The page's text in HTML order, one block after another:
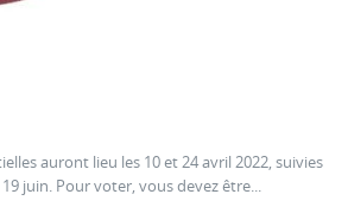
auront lieu les 10 et 24 avril 2022, suivies
juin. Pour voter, vous devez être...